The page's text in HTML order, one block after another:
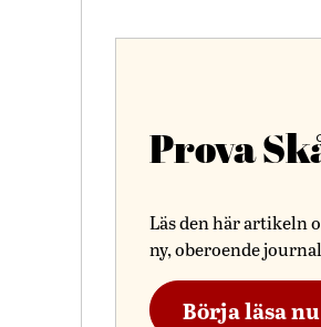
Prova
Läs den här artikeln
ny, oberoende
Börja läsa nu